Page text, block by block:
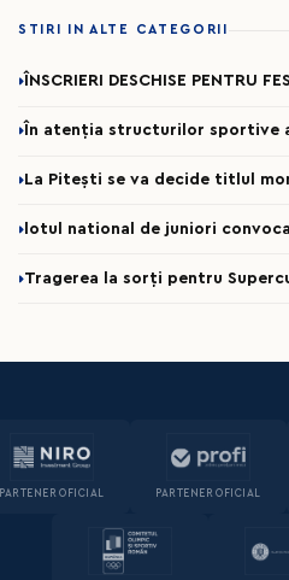
STIRI IN ALTE CATEGORII
ÎNSCRIERI DESCHISE PENTRU
În atenția structurilor sportive
La Pitești se va decide titlul
lotul national de juniori
Tragerea la sorți pentru
PARTENER OFICIAL PARTENER OFICIAL